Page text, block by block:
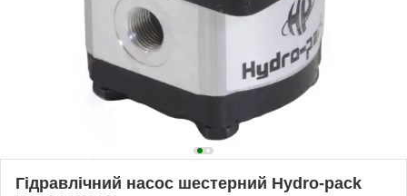
Гідравлічний насос шестерний Hydro-pack